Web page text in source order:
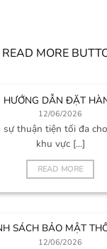
READ MORE
HƯỚNG DẪN ĐẶT
12/06/2026
sự thuận tiện tối đa
khu vực [...]
READ MORE
SÁCH BẢO MẬT
12/06/2026